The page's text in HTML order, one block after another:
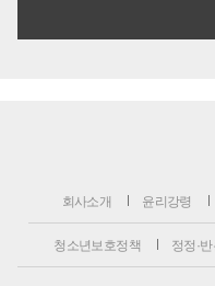
회사소개 윤리강령
청소년보호정책 정정·